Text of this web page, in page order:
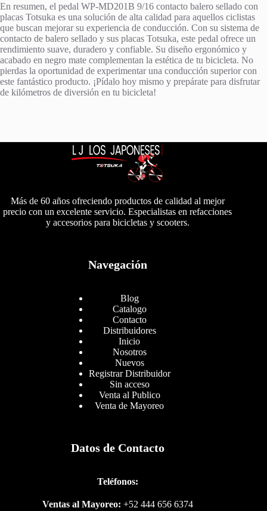
En resumen, el pedal WP-MD201B 9/16 contacto balero sellado con
placas Totsuka es una solución de alta calidad para aquellos ciclistas
que buscan mejorar su experiencia de conducción. Con su sistema de
contacto de balero sellado y sus placas Totsuka, este pedal ofrece un
rendimiento suave, duradero y confiable. Su diseño ergonómico y
acabado en negro mate complementan la estética de tu bicicleta. No
pierdas la oportunidad de experimentar una conducción superior con
este fantástico producto. ¡Pídalo hoy mismo y prepárate para disfrutar
de kilómetros de diversión en tu bicicleta!
Más de 60 años ofreciendo productos de calidad al mejor
precio con un excelente servicio. Especialistas en refacciones
y accesorios para bicicletas y scooters.
Navegación
Blog
Catalogo
Contacto
Distribuidores
Inicio
Nosotros
Nuevos
Registrar Distribuidor
Sin acceso
Venta al Publico
Venta de Mayoreo
Datos de Contacto
Teléfonos:
Ventas al Mayoreo: +52 444 656 6374